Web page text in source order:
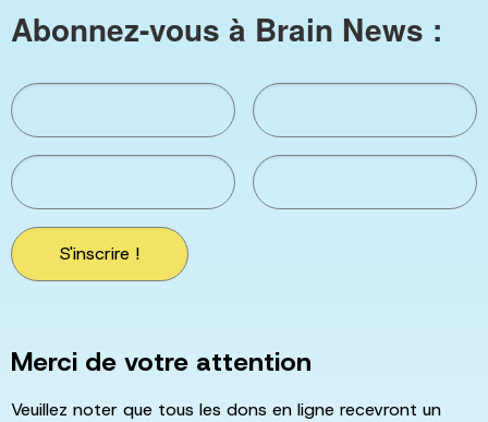
Abonnez-vous à Brain News :
S'inscrire !
Merci de votre attention
Veuillez noter que tous les dons en ligne recevront un